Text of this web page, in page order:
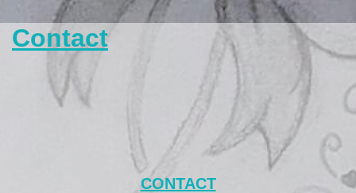
Contact
CONTACT